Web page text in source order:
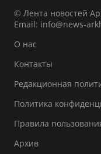
© Лента новостей
Email: info@news-
О нас
Контакты
Редакционная
Политика
Правила
Архив